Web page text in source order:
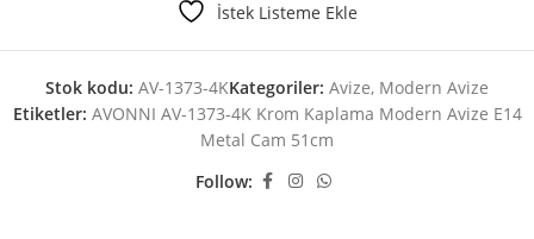
İstek Listeme Ekle
Stok kodu: AV-1373-4KKategoriler: Avize, Modern Avize
Etiketler: AVONNI AV-1373-4K Krom Kaplama Modern Avize E14
Metal Cam 51cm
Follow: